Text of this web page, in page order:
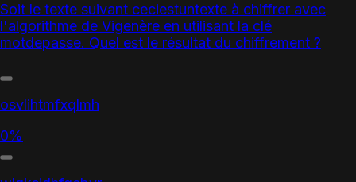
Soit le texte suivant ceciestuntexte à chiffrer avec
l'algorithme de Vigenère en utilisant la clé
motdepasse. Quel est le résultat du chiffrement ?
osvlihtmfxqlmh
0%